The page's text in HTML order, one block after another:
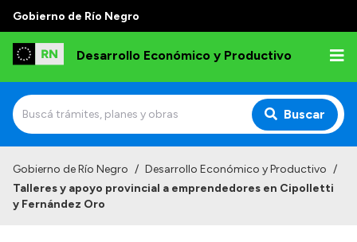
Gobierno de Río Negro
Desarrollo Económico y Productivo
Buscar
Institucional
Gobierno de Río Negro / Desarrollo Económico y Productivo /
Talleres y apoyo provincial a emprendedores en Cipolletti
y Fernández Oro